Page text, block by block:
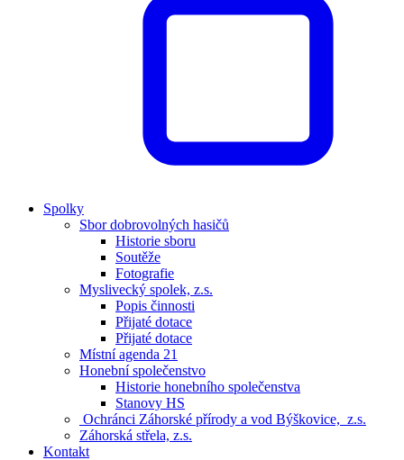
Spolky
Sbor dobrovolných hasičů
Historie sboru
Soutěže
Fotografie
Myslivecký spolek, z.s.
Popis činnosti
Přijaté dotace
Přijaté dotace
Místní agenda 21
Honební společenstvo
Historie honebního společenstva
Stanovy HS
Ochránci Záhorské přírody a vod Býškovice, z.s.
Záhorská střela, z.s.
Kontakt